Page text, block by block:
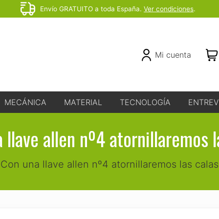
Before
Envío GRATUITO a toda España. Ver condiciones.
Header
RightMi cuenta
MECÁNICA MATERIAL TECNOLOGÍA
llave allen nº4 atornillaremos
Con una llave allen nº4 atornillaremos las calas